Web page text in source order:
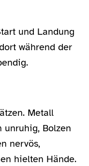
und Landung
während der
Metall
unruhig, Bolzen
nervös,
hielten Hände.